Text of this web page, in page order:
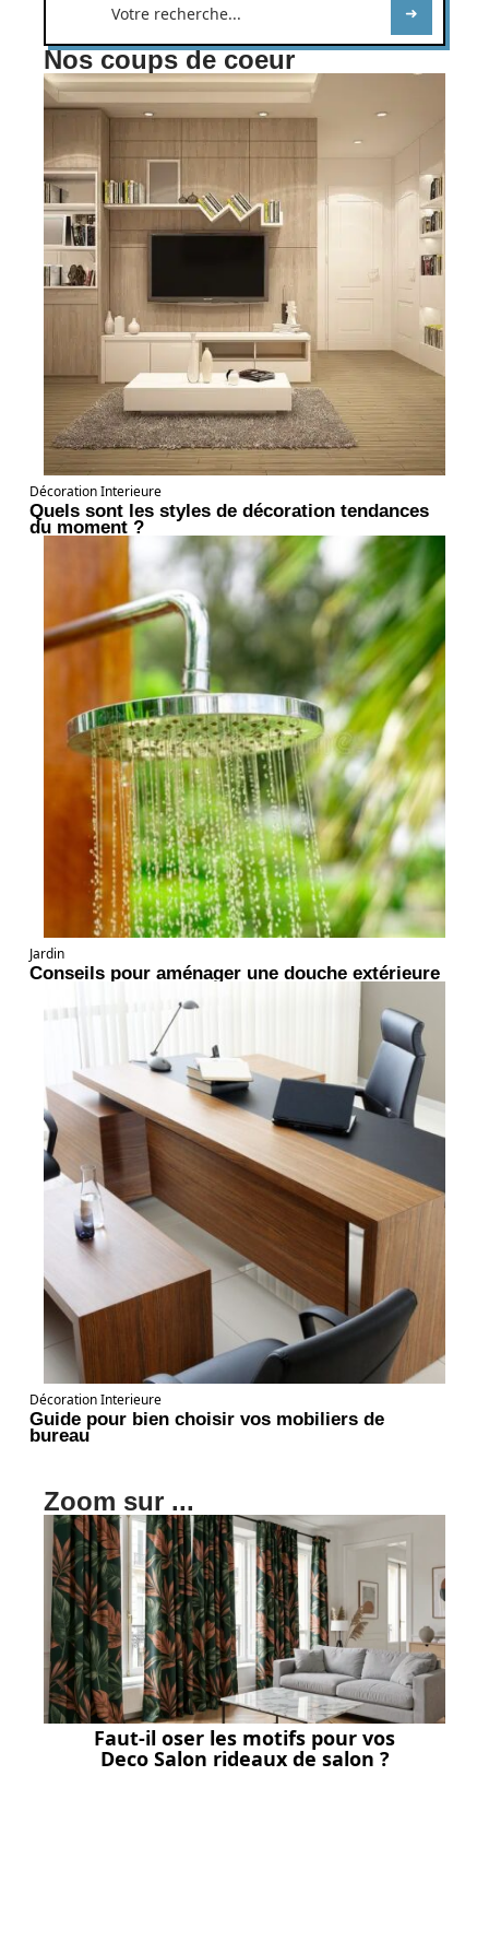
Nos coups de coeur
Décoration Interieure
Quels sont les styles de décoration tendances
du moment ?
Jardin
Conseils pour aménager une douche extérieure
Décoration Interieure
Guide pour bien choisir vos mobiliers de
bureau
Zoom sur ...
Faut-il oser les motifs pour vos
Deco Salon rideaux de salon ?